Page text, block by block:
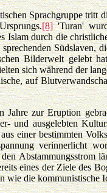
Sprachgruppe tritt
[8]'Turan'
Islam durch die
Bilderwelt gelebt
sich während der
auf
Jahre zur Eruption
und ausgelebten
einer bestimmten
verinnerlicht
Abstammungsstrom
eines der Ziele des
wie die kommunistische